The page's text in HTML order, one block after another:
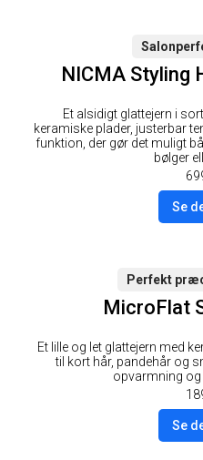
NICMA Styling
Et alsidigt glattejern i
keramiske plader, justerbar
funktion, der gør det muligt
bølger
Se
Perfekt
MicroFlat
Et lille og let glattejern med
til kort hår, pandehår og
opvarmning og
Se